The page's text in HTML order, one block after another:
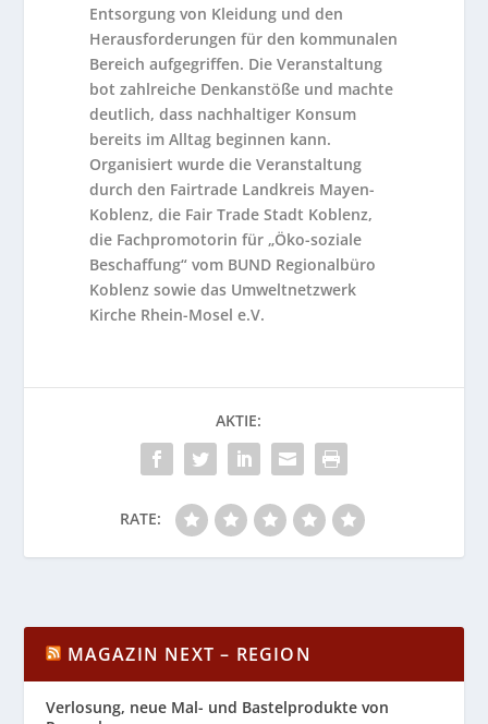
Entsorgung von Kleidung und den
Herausforderungen für den kommunalen
Bereich aufgegriffen. Die Veranstaltung
bot zahlreiche Denkanstöße und machte
deutlich, dass nachhaltiger Konsum
bereits im Alltag beginnen kann.
Organisiert wurde die Veranstaltung
durch den Fairtrade Landkreis Mayen-
Koblenz, die Fair Trade Stadt Koblenz,
die Fachpromotorin für „Öko-soziale
Beschaffung“ vom BUND Regionalbüro
Koblenz sowie das Umweltnetzwerk
Kirche Rhein-Mosel e.V.
AKTIE:
RATE:
MAGAZIN NEXT – REGION
Verlosung, neue Mal- und Bastelprodukte von